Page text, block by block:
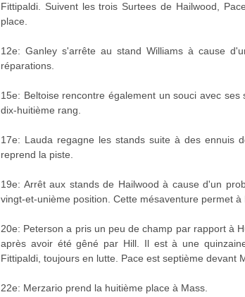
Fittipaldi. Suivent les trois Surtees de Hailwood,
place.
12e: Ganley s'arrête au stand Williams à cause
réparations.
15e: Beltoise rencontre également un souci avec
dix-huitième rang.
17e: Lauda regagne les stands suite à des ennuis
reprend la piste.
19e: Arrêt aux stands de Hailwood à cause d'un
vingt-et-unième position. Cette mésaventure permet à
20e: Peterson a pris un peu de champ par rapport à
après avoir été gêné par Hill. Il est à une
Fittipaldi, toujours en lutte. Pace est septième devant
22e: Merzario prend la huitième place à Mass.